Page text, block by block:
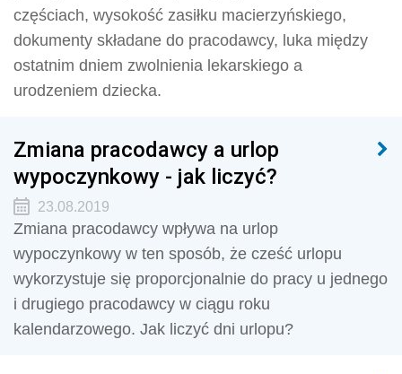
częściach, wysokość zasiłku macierzyńskiego,
dokumenty składane do pracodawcy, luka między
ostatnim dniem zwolnienia lekarskiego a
urodzeniem dziecka.
Zmiana pracodawcy a urlop
wypoczynkowy - jak liczyć?
23.08.2019
Zmiana pracodawcy wpływa na urlop
wypoczynkowy w ten sposób, że cześć urlopu
wykorzystuje się proporcjonalnie do pracy u jednego
i drugiego pracodawcy w ciągu roku
kalendarzowego. Jak liczyć dni urlopu?